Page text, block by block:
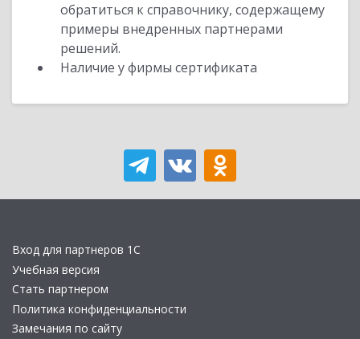
обратиться к справочнику, содержащему
примеры внедренных партнерами
решений.
Наличие у фирмы сертификата
Вход для партнеров 1С
Учебная версия
Стать партнером
Политика конфиденциальности
Замечания по сайту